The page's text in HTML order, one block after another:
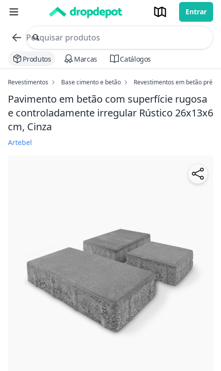
Entrar
commerce search no header
Procurar
Produtos Marcas Catálogos
Revestimentos Base cimento e betão Revestimentos em betão pré
Pavimento em betão com superfície rugosa
e controladamente irregular Rústico 26x13x6
cm, Cinza
Artebel